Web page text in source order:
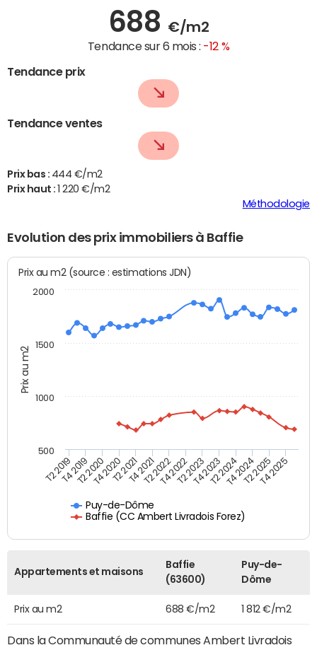
688 €/m2
Tendance sur 6 mois : -12 %
Tendance prix
Tendance ventes
Prix bas : 444 €/m2
Prix haut :
1 220 €/m2
Méthodologie
Evolution des prix immobiliers à Baffie
Prix au m2
Prix au m2 (source : estimations JDN)
Puy-de-Dôme
Baffie (CC Ambert Livradois Forez)
T2 2019T4 2019T2 2020T4 2020T2 2021T4 2021T2 2022T4 2022T2 2023T4 2023T2 2024T4 2024T2 2025T4 2025
500
1000
1500
2000
Appartements et maisons
Baffie
(63600)
Puy-de-
Dôme
Prix au m2 688 €/m2 1 812 €/m2
Dans la Communauté de communes Ambert Livradois